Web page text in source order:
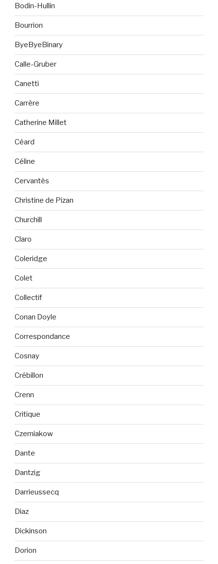
Bodin-Hullin
Bourrion
ByeByeBinary
Calle-Gruber
Canetti
Carrère
Catherine Millet
Céard
Céline
Cervantès
Christine de Pizan
Churchill
Claro
Coleridge
Colet
Collectif
Conan Doyle
Correspondance
Cosnay
Crébillon
Crenn
Critique
Czerniakow
Dante
Dantzig
Darrieussecq
Diaz
Dickinson
Dorion